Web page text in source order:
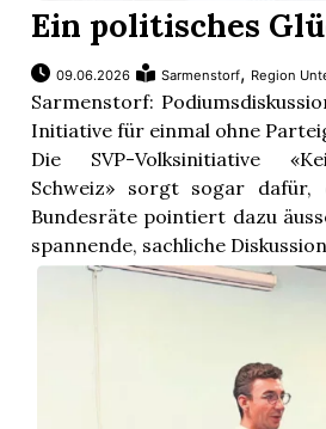
Ein politisches
09.06.2026 Sarmenstorf, Region
Sarmenstorf:
Initiative für einmal ohne
Die SVP-Volksinitiative
Schweiz» sorgt sogar dafür,
Bundesräte pointiert dazu
spannende, sachliche